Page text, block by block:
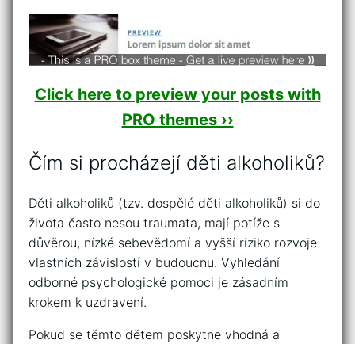
Click here to preview your posts with
PRO themes ››
Čím si procházejí děti alkoholiků?
Děti alkoholiků (tzv. dospělé děti alkoholiků) si do
života často nesou traumata, mají potíže s
důvěrou, nízké sebevědomí a vyšší riziko rozvoje
vlastních závislostí v budoucnu. Vyhledání
odborné psychologické pomoci je zásadním
krokem k uzdravení.
Pokud se⁤ těmto⁤ dětem poskytne vhodná a ​